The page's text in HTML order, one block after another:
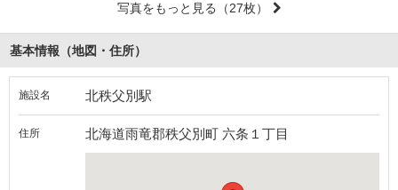
写真をもっと見る （27枚）
基本情報（地図・住所）
施設名 北秩父別駅
住所 北海道雨竜郡秩父別町 六条１丁目